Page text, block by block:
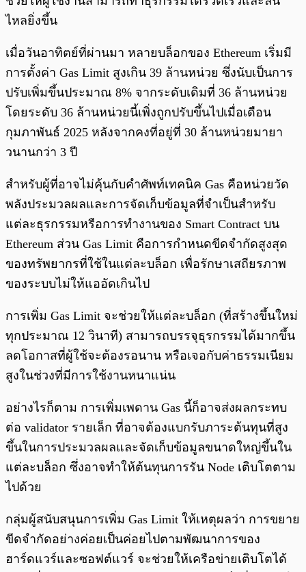
ไหลยิ่งขึ้น
เมื่อวันอาทิตย์ที่ผ่านมา หลายบล็อกของ Ethereum เริ่มมี
การตั้งค่า Gas Limit สูงเกิน 39 ล้านหน่วย ซึ่งนับเป็นการ
ปรับเพิ่มขึ้นประมาณ 8% จากระดับเดิมที่ 36 ล้านหน่วย
โดยระดับ 36 ล้านหน่วยนี้เพิ่งถูกปรับขึ้นไปเมื่อเดือน
กุมภาพันธ์ 2025 หลังจากคงที่อยู่ที่ 30 ล้านหน่วยมายา
วนานกว่า 3 ปี
สำหรับผู้ที่อาจไม่คุ้นกับคำศัพท์เทคนิค Gas คือหน่วยวัด
พลังประมวลผลและการจัดเก็บข้อมูลที่จำเป็นสำหรับ
แต่ละธุรกรรมหรือการทำงานของ Smart Contract บน
Ethereum ส่วน Gas Limit คือการกำหนดขีดจำกัดสูงสุด
ของทรัพยากรที่ใช้ในแต่ละบล็อก เพื่อรักษาเสถียรภาพ
ของระบบไม่ให้แออัดเกินไป
การเพิ่ม Gas Limit จะช่วยให้แต่ละบล็อก (ที่สร้างขึ้นใหม่
ทุกประมาณ 12 วินาที) สามารถบรรจุธุรกรรมได้มากขึ้น
ลดโอกาสที่ผู้ใช้จะต้องรอนาน หรือเจอกับค่าธรรมเนียม
สูงในช่วงที่มีการใช้งานหนาแน่น
อย่างไรก็ตาม การเพิ่มเพดาน Gas นี้ก็อาจส่งผลกระทบ
ต่อ validator รายเล็ก ที่อาจต้องแบกรับภาระต้นทุนที่สูง
ขึ้นในการประมวลผลและจัดเก็บข้อมูลขนาดใหญ่ขึ้นใน
แต่ละบล็อก ซึ่งอาจทำให้ต้นทุนการรัน Node เติบโตตาม
ไปด้วย
กลุ่มผู้สนับสนุนการเพิ่ม Gas Limit ให้เหตุผลว่า การขยาย
ขีดจำกัดอย่างค่อยเป็นค่อยไปตามพัฒนาการของ
ฮาร์ดแวร์และซอฟต์แวร์ จะช่วยให้เครือข่ายเติบโตได้